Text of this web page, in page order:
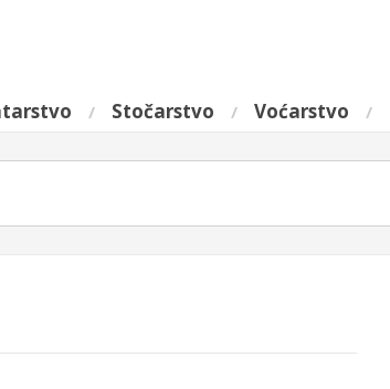
Stočarstvo Voćarstvo